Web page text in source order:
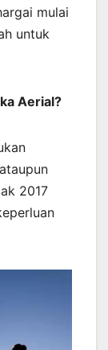
mulai
untuk
Aerial?
2017